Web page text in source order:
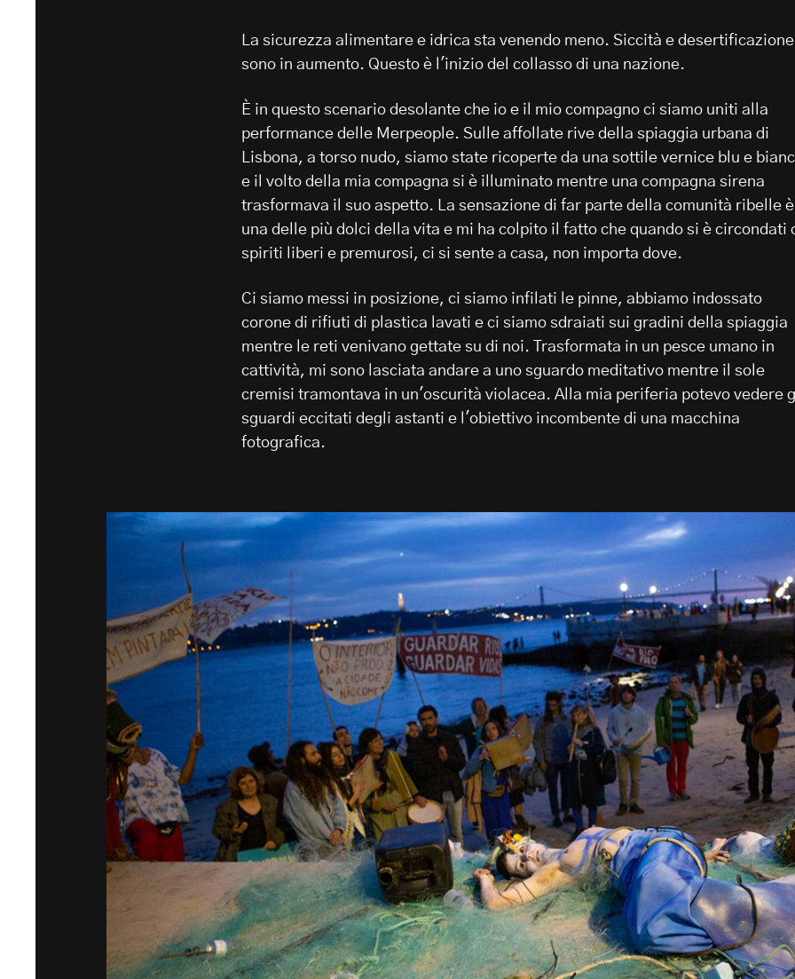
La sicurezza alimentare e idrica sta venendo meno. Siccità e desertificazione
sono in aumento. Questo è l'inizio del collasso di una nazione.
È in questo scenario desolante che io e il mio compagno ci siamo uniti alla
performance delle Merpeople. Sulle affollate rive della spiaggia urbana di
Lisbona, a torso nudo, siamo state ricoperte da una sottile vernice blu e
e il volto della mia compagna si è illuminato mentre una compagna sirena
trasformava il suo aspetto. La sensazione di far parte della comunità ribelle è
una delle più dolci della vita e mi ha colpito il fatto che quando si è circondati
spiriti liberi e premurosi, ci si sente a casa, non importa dove.
Ci siamo messi in posizione, ci siamo infilati le pinne, abbiamo indossato
corone di rifiuti di plastica lavati e ci siamo sdraiati sui gradini della spiaggia
mentre le reti venivano gettate su di noi. Trasformata in un pesce umano in
cattività, mi sono lasciata andare a uno sguardo meditativo mentre il sole
cremisi tramontava in un'oscurità violacea. Alla mia periferia potevo vedere
sguardi eccitati degli astanti e l'obiettivo incombente di una macchina
fotografica.